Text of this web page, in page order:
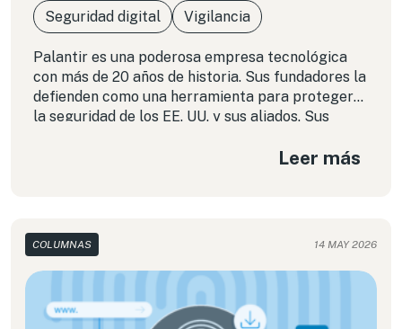
Seguridad digital Vigilancia
Palantir es una poderosa empresa tecnológica
con más de 20 años de historia. Sus fundadores la
defienden como una herramienta para proteger
la seguridad de los EE. UU. y sus aliados. Sus
masiva y cuestionan su uso para la guerra. En los
columna vamos a examinar el trabajo de Palantir
y sus implicancias para la región.
Leer más
COLUMNAS 14 MAY 2026